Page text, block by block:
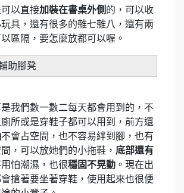
以直接加裝在書桌外側 的，可以收
具，還有很多的雜七雜八，還有兩
區隔，要怎麼放都可以喔。
助腳凳
我們數一數二每天都會用到的，不
所或是穿鞋子都可以用到，前方還
不會占空間，也不容易絆到腳，也有
，可以放她們的小拖鞋， 底部還有
用怕潮濕，也很穩固不晃動 。現在出
搶著要坐著穿鞋，使用起來也很便